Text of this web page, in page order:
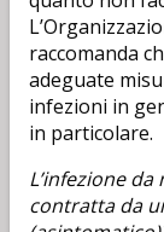
raccomanda
adeguate
infezioni in
in particolare.
L’infezione
contratta da